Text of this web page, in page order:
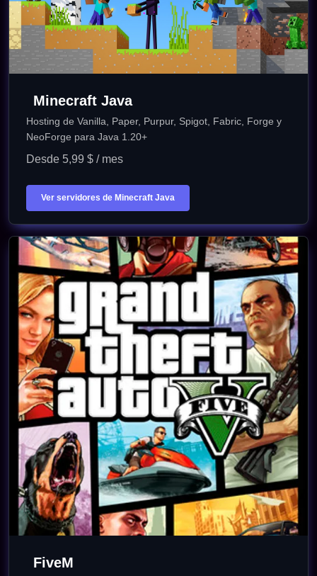
Minecraft Java
Hosting de Vanilla, Paper, Purpur, Spigot, Fabric, Forge y
NeoForge para Java 1.20+
Desde 5,99 $ / mes
Ver servidores de Minecraft Java
FiveM